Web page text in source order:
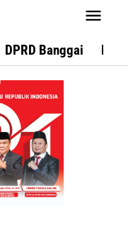
DPRD Banggai